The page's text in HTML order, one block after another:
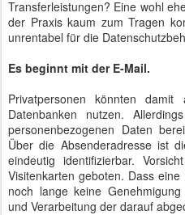
Transferleistungen? Eine wohl
der Praxis kaum zum Tragen
unrentabel für die
Es beginnt mit der E-Mail.
Privatpersonen könnten
Datenbanken nutzen.
personenbezogenen Daten
Über die Absenderadresse ist
eindeutig identifizierbar.
Visitenkarten geboten. Dass
noch lange keine
und Verarbeitung der darauf